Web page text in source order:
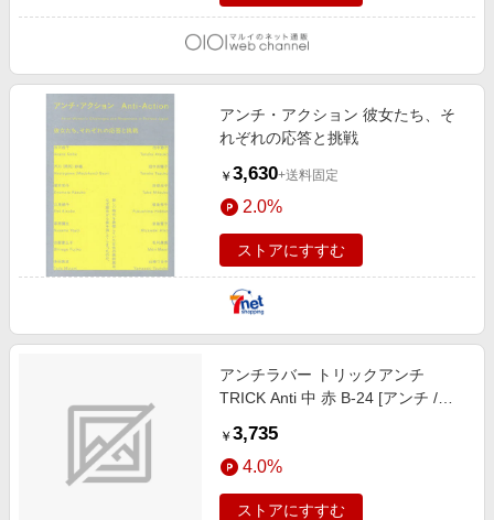
アンチ・アクション 彼女たち、そ
れぞれの応答と挑戦
￥ 3,630+送料固定
2.0%
ストアにすすむ
アンチラバー トリックアンチ
TRICK Anti 中 赤 B-24 [アンチ /変
￥ 3,735
4.0%
ストアにすすむ